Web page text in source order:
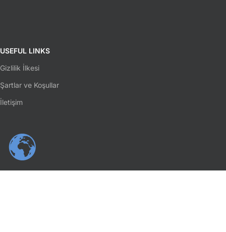
USEFUL LINKS
Gizlilik İlkesi
Şartlar ve Koşullar
İletişim